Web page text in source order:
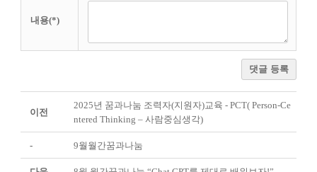
내용(*)
댓글 등록
이전
2025년 꿈과나눔 조력자(지원자)교육 - PCT( Person-Ce
ntered Thinking – 사람중심생각)
- 9월월간꿈과나눔